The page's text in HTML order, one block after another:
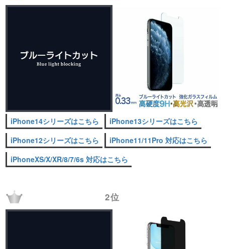
iPhone14シリーズはこちら
iPhone13シリーズはこちら
iPhone12シリーズはこちら
iPhone11/11Pro 対応はこちら
iPhoneXS/X/XR/8/7/6s 対応はこちら
2位